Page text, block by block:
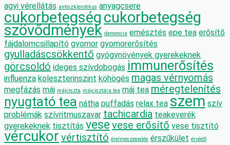
agyi vérellátás antiszklerotikus anyagcsere
cukorbetegség cukorbetegség
szövődmények demencia emésztés epe tea erősítő
fájdalomcsillapító gyomor gyomorerősítés
gyulladáscsökkentő gyógynövények gyerekeknek
görcsoldó ideges szívdobogás immunerősítés
influenza koleszterinszint köhögés magas vérnyomás
megfázás máj májciszta májcisztára tea máj tea méregtelenítés
nyugtató tea nátha puffadás relax tea szem szív
problémák szívritmuszavar tachicardia teakeverék
gyerekeknek tisztítás vese vese erősítő vese tisztító
vércukor vértisztító érelmeszesedés érszűkület érvédő